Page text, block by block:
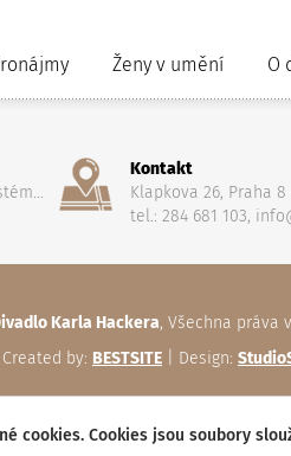
Ženy v umění O
Kontakt
Klapkova 26, Praha
tel.: 284 681 103,
Karla Hackera, Všechna práva
Created by: BESTSITE | Design:
cookies. Cookies jsou soubory